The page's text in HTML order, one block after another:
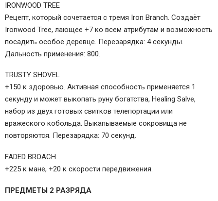
IRONWOOD TREE
Рецепт, который сочетается с тремя Iron Branch. Создаёт
Ironwood Tree, лающее +7 ко всем атрибутам и возможность
посадить особое деревце. Перезарядка: 4 секунды.
Дальность применения: 800.
TRUSTY SHOVEL
+150 к здоровью. Активная способность применяется 1
секунду и может выкопать руну богатства, Healing Salve,
набор из двух готовых свитков телепортации или
вражеского кобольда. Выкапываемые сокровища не
повторяются. Перезарядка: 70 секунд.
FADED BROACH
+225 к мане, +20 к скорости передвижения.
ПРЕДМЕТЫ 2 РАЗРЯДА